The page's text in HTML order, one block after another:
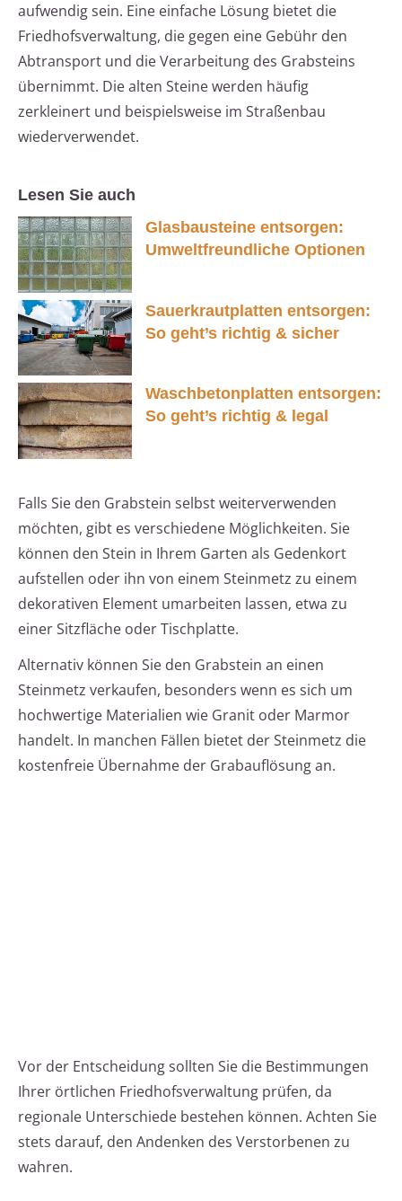
aufwendig sein. Eine einfache Lösung bietet die
Friedhofsverwaltung, die gegen eine Gebühr den
Abtransport und die Verarbeitung des Grabsteins
übernimmt. Die alten Steine werden häufig
zerkleinert und beispielsweise im Straßenbau
wiederverwendet.
Lesen Sie auch
Glasbausteine entsorgen:
Umweltfreundliche Optionen
Sauerkrautplatten entsorgen:
So geht’s richtig & sicher
Waschbetonplatten entsorgen:
So geht’s richtig & legal
Falls Sie den Grabstein selbst weiterverwenden
möchten, gibt es verschiedene Möglichkeiten. Sie
können den Stein in Ihrem Garten als Gedenkort
aufstellen oder ihn von einem Steinmetz zu einem
dekorativen Element umarbeiten lassen, etwa zu
einer Sitzfläche oder Tischplatte.
Alternativ können Sie den Grabstein an einen
Steinmetz verkaufen, besonders wenn es sich um
hochwertige Materialien wie Granit oder Marmor
handelt. In manchen Fällen bietet der Steinmetz die
kostenfreie Übernahme der Grabauflösung an.
Vor der Entscheidung sollten Sie die Bestimmungen
Ihrer örtlichen Friedhofsverwaltung prüfen, da
regionale Unterschiede bestehen können. Achten Sie
stets darauf, den Andenken des Verstorbenen zu
wahren.